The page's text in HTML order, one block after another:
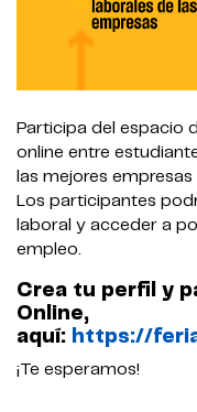
Participa del espacio
online entre
las mejores empresas
Los participantes
laboral y acceder a
empleo.
Crea tu perfil y
Online,
aquí: https://
¡Te esperamos!